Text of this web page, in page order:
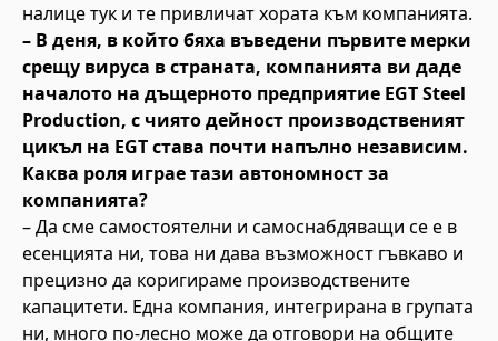
налице тук и те привличат хората към компанията.
– В деня, в който бяха въведени първите мерки
срещу вируса в страната, компанията ви даде
началото на дъщерното предприятие EGT Steel
Production, с чиято дейност производственият
цикъл на EGT става почти напълно независим.
Каква роля играе тази автономност за
компанията?
– Да сме самостоятелни и самоснабдяващи се е в
есенцията ни, това ни дава възможност гъвкаво и
прецизно да коригираме производствените
капацитети. Една компания, интегрирана в групата
ни, много по-лесно може да отговори на общите